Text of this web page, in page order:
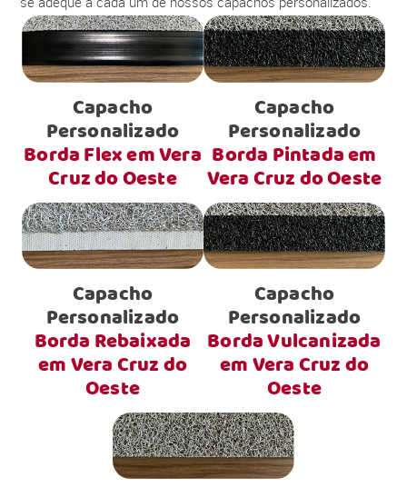
Capacho
Personalizado
Borda Flex em Vera
Cruz do Oeste
Capacho
Personalizado
Borda Pintada em
Vera Cruz do Oeste
Capacho
Personalizado
Borda Rebaixada
em Vera Cruz do
Oeste
Capacho
Personalizado
Borda Vulcanizada
em Vera Cruz do
Oeste